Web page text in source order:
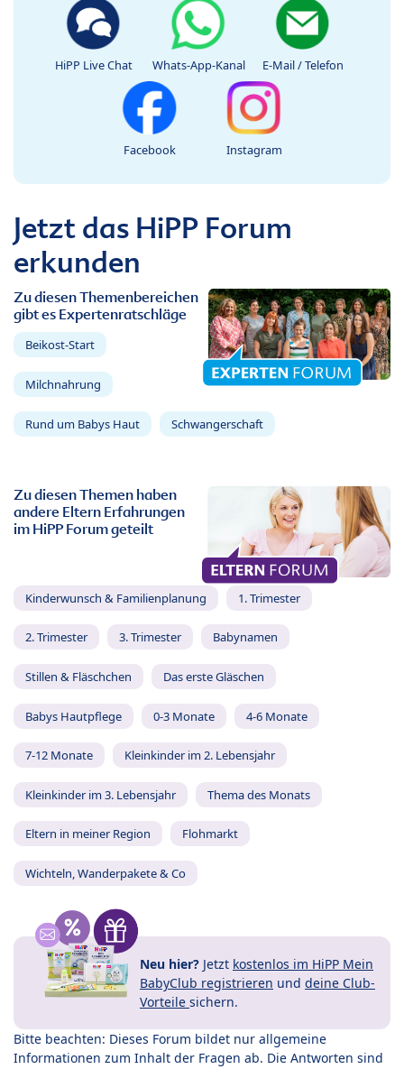
HiPP Live Chat Whats-App-Kanal E-Mail / Telefon
Facebook Instagram
Jetzt das HiPP Forum
erkunden
Zu diesen Themenbereichen
gibt es Expertenratschläge
Beikost-Start
Milchnahrung
Rund um Babys Haut Schwangerschaft
Zu diesen Themen haben
andere Eltern Erfahrungen
im HiPP Forum geteilt
Kinderwunsch & Familienplanung 1. Trimester
2. Trimester 3. Trimester Babynamen
Stillen & Fläschchen Das erste Gläschen
Babys Hautpflege 0-3 Monate 4-6 Monate
7-12 Monate Kleinkinder im 2. Lebensjahr
Kleinkinder im 3. Lebensjahr Thema des Monats
Eltern in meiner Region Flohmarkt
Wichteln, Wanderpakete & Co
Neu hier? Jetzt kostenlos im HiPP Mein
BabyClub registrieren und deine Club-
Vorteile sichern.
Bitte beachten: Dieses Forum bildet nur allgemeine
Informationen zum Inhalt der Fragen ab. Die Antworten sind